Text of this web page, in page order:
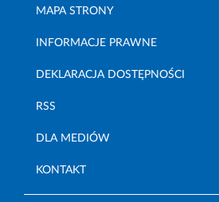
MAPA STRONY
INFORMACJE PRAWNE
DEKLARACJA DOSTĘPNOŚCI
RSS
DLA MEDIÓW
KONTAKT